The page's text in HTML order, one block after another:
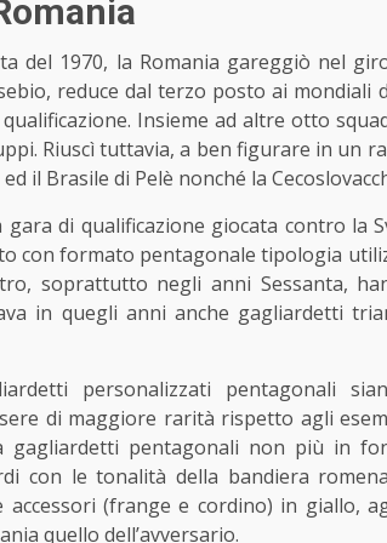
del 1970, la Romania gareggiò nel
reduce dal terzo posto ai mondiali
Insieme ad altre otto
Riuscì tuttavia, a ben figurare in un
il Brasile di Pelè nonché la
di qualificazione giocata contro la
con formato pentagonale tipologia
soprattutto negli anni Sessanta,
in quegli anni anche gagliardetti
personalizzati pentagonali
di maggiore rarità rispetto agli
gagliardetti pentagonali non più in
con le tonalità della bandiera
(frange e cordino) in giallo,
quello dell’avversario.